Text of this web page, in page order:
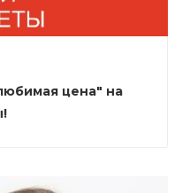
цена" на